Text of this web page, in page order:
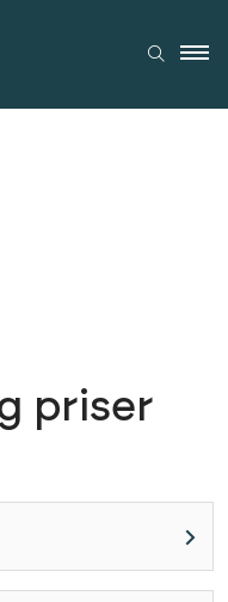
priser